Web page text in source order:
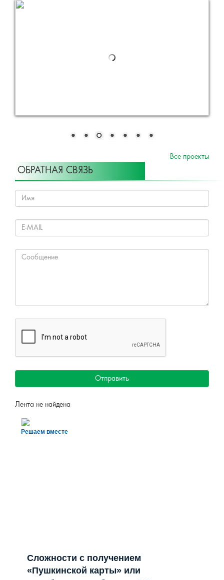
Все проекты
ОБРАТНАЯ СВЯЗЬ
Отправить
Лента не найдена
Решаем вместе
Сложности с получением
«Пушкинской карты» или